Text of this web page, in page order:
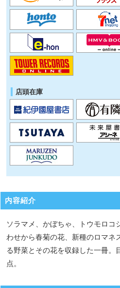
店頭在庫
内容紹介
ソラマメ、かぼちゃ、トウモロコ
わせから春菊の花、新種のロマネ
る野菜とその花を収録した一冊。
点。